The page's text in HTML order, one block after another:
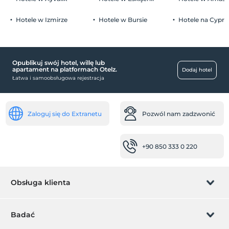
dziecko
basen dla dzieci
Krzesełko dla dziecka w restauracji
pokazy nocne
Pokoje
Hotele w Izmirze Hotele w Bursie Hotele na
Opublikuj swój hotel, willę lub
apartament na platformach Otelz.
Łatwa i samoobsługowa rejestracja
Dodaj hotel
Zaloguj się do Extranetu Pozwól nam zadzwonić
+90 850 333 0 220
Obsługa klienta
Zarządzanie rezerwacją
Badać